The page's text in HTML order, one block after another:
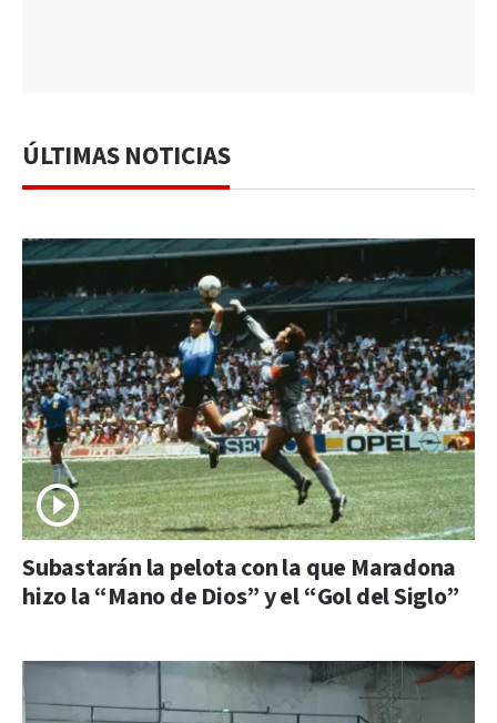
ÚLTIMAS NOTICIAS
Subastarán la pelota con la que Maradona
hizo la “Mano de Dios” y el “Gol del Siglo”